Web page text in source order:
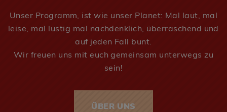
Unser Programm, ist wie unser Planet: Mal laut, mal
leise, mal lustig mal nachdenklich, überraschend und
auf jeden Fall bunt.
Wir freuen uns mit euch gemeinsam unterwegs zu
sein!
ÜBER UNS